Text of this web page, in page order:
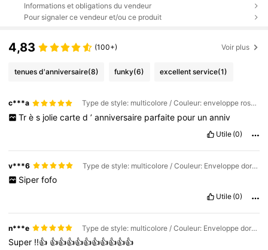
Informations et obligations du vendeur
Pour signaler ce vendeur et/ou ce produit
4,83 (100+) Voir plus
tenues d'anniversaire(8) funky(6) excellent service(1)
c***a Type de style: multicolore / Couleur: enveloppe rose / Quantité: 1PC
Tr è s jolie carte d ’ anniversaire parfaite pour un anniv
Utile (0)
v***6 Type de style: multicolore / Couleur: Enveloppe dorée / Quantité: 1PC
Siper fofo
Utile (0)
n***e Type de style: multicolore / Couleur: Enveloppe dorée / Quantité: 1PC
Super !!👍 👍👍👍👍👍👍👍👍👍👍